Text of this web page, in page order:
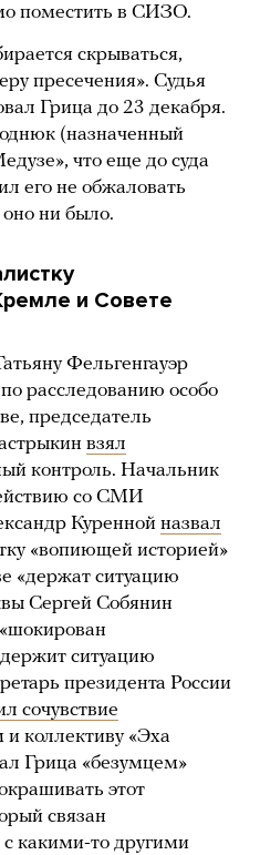
поместить в СИЗО.
скрываться,
пресечения». Судья
Грица до 23 декабря.
(назначенный
что еще до суда
его не обжаловать
ни было.
и Совете
Фельгенгауэр
расследованию особо
председатель
взял
контроль. Начальник
со СМИ
Куренной назвал
«вопиющей историей»
«держат ситуацию
Сергей Собянин
ситуацию
президента России
сочувствие
коллективу «Эха
Грица «безумцем»
этот
связан
какими-то другими